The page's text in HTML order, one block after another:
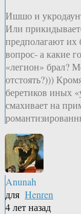
Ишшо и
Или
предполагают их
вопрос- а какие
«легион» брал?
отстоять?)))
беретиков иных
смахивает на
Anunah
для Henren
4 лет назад